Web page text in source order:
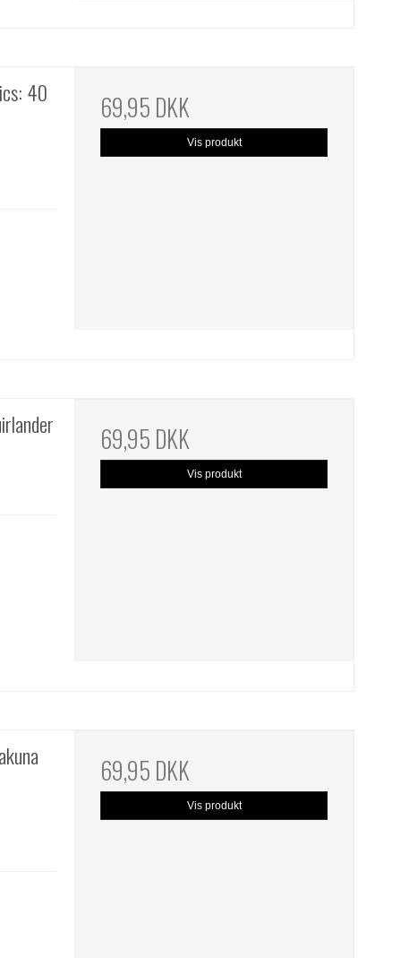
40 69,95 DKK
Vis produkt
69,95 DKK
Vis produkt
69,95 DKK
Vis produkt